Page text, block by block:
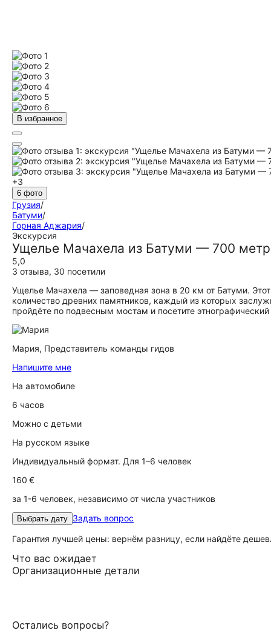
В избранное
+3
6 фото
Грузия/
Батуми/
Горная Аджария/
Экскурсия
Ущелье Мачахела из Батуми — 700
5,0
3 отзыва, 30 посетили
Ущелье Мачахела — заповедная зона в 20 км от Батуми.
количество древних памятников, каждый из которых
пройдёте по подвесным мостам и посетите
Мария, Представитель команды гидов
Напишите мне
На автомобиле
6 часов
Можно с детьми
На русском языке
Индивидуальный формат. Для 1–6 человек
160 €
за 1-6 человек, независимо от числа участников
Выбрать дату Задать вопрос
Гарантия лучшей цены: вернём разницу, если найдёте
Что вас ожидает
Организационные детали
Остались вопросы?